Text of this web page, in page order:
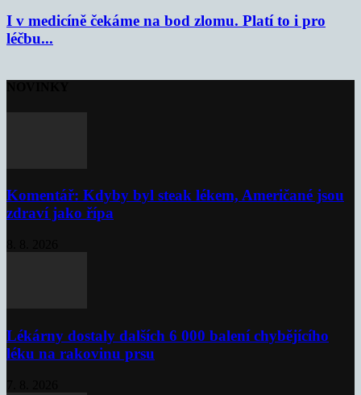
I v medicíně čekáme na bod zlomu. Platí to i pro
léčbu...
Komentář: Kdyby byl steak lékem, Američané jsou
zdraví jako řípa
Lékárny dostaly dalších 6 000 balení chybějícího
léku na rakovinu prsu